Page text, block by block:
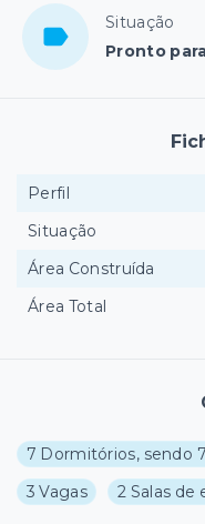
Situação
Pronto
7 Dormitórios, sendo
3 Vagas
2 Salas de
Perfil
Situação
Área Construída
Área Total